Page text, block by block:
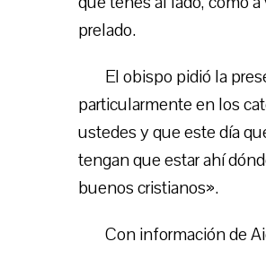
prelado.
El obispo pidió la
particularmente en los
ustedes y que este día
tengan que estar ahí
buenos cristianos».
Con información de